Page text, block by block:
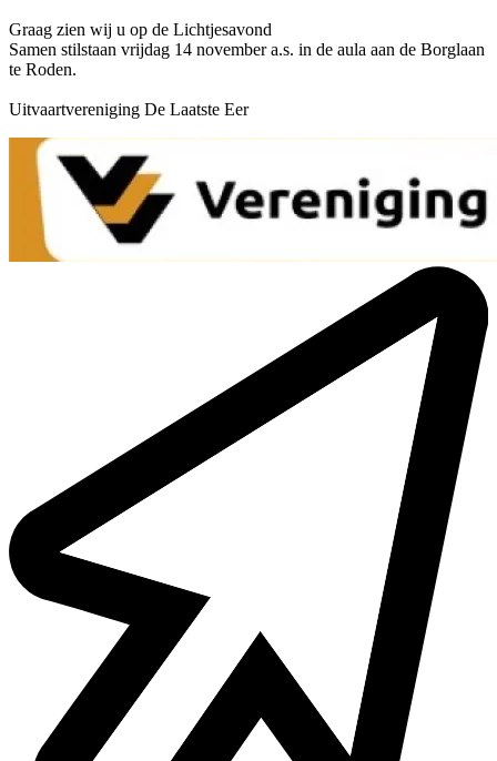
Graag zien wij u op de Lichtjesavond
Samen stilstaan vrijdag 14 november a.s. in de aula aan de Borglaan
te Roden.
Uitvaartvereniging De Laatste Eer